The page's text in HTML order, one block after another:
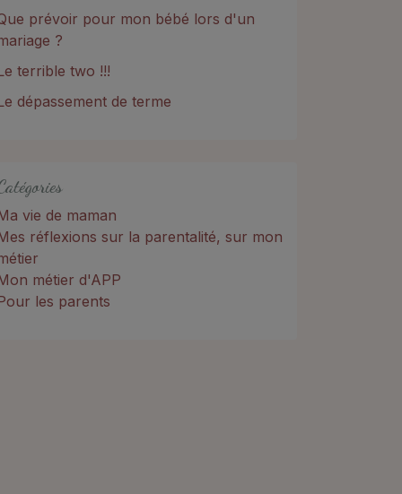
prévoir pour mon bébé lors d'un
?
terrible two !!!
dépassement de terme
vie de maman
réflexions sur la parentalité, sur mon
métier d'APP
les parents